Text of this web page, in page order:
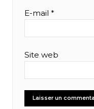
E-mail *
Site web